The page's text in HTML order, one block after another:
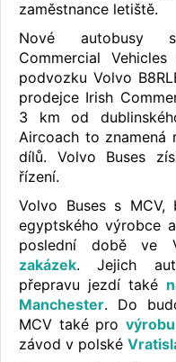
zaměstnance letiště.
Nové autobusy s
Commercial
podvozku Volvo
prodejce Irish
3 km od
Aircoach to znamená
dílů. Volvo Buses
řízení.
Volvo Buses s MCV,
egyptského výrobce
poslední době ve
zakázek. Jejich
přepravu jezdí také
Manchester. Do
MCV také pro
závod v polské